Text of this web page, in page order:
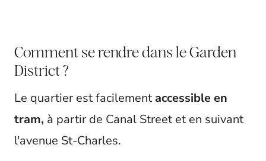
Comment se rendre dans le Garden
District ?
Le quartier est facilement accessible en
tram, à partir de Canal Street et en suivant
l'avenue St-Charles.